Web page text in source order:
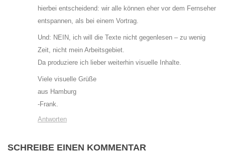
hierbei entscheidend: wir alle können eher vor dem Fernseher
entspannen, als bei einem Vortrag.
Und: NEIN, ich will die Texte nicht gegenlesen – zu wenig
Zeit, nicht mein Arbeitsgebiet.
Da produziere ich lieber weiterhin visuelle Inhalte.
Viele visuelle Grüße
aus Hamburg
-Frank.
Antworten
SCHREIBE EINEN KOMMENTAR